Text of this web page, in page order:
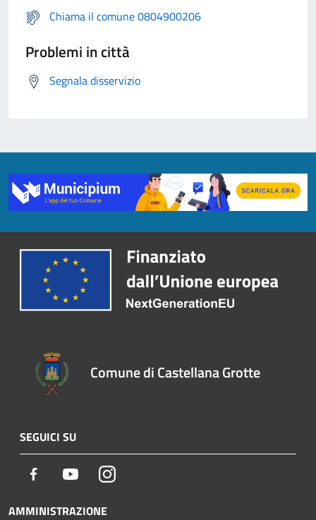
Chiama il comune 0804900206
Problemi in città
Segnala disservizio
Comune di Castellana Grotte
SEGUICI SU
Facebook YoutubeInstagram
AMMINISTRAZIONE